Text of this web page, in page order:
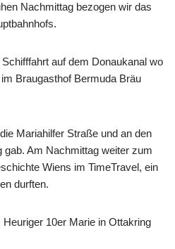
Nachmittag bezogen wir das
auf dem Donaukanal wo
Braugasthof Bermuda Bräu
Mariahilfer Straße und an den
Am Nachmittag weiter zum
Wiens im TimeTravel, ein
durften.
10er Marie in Ottakring